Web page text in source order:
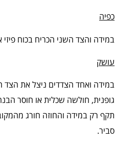
כפיה
במידה והצד השני הכריח בכוח פיזי
עושק
במידה ואחד הצדדים ניצל את
גופנית, חולשה שכלית או חוסר
תקף רק במידה והחוזה חורג
סביר.